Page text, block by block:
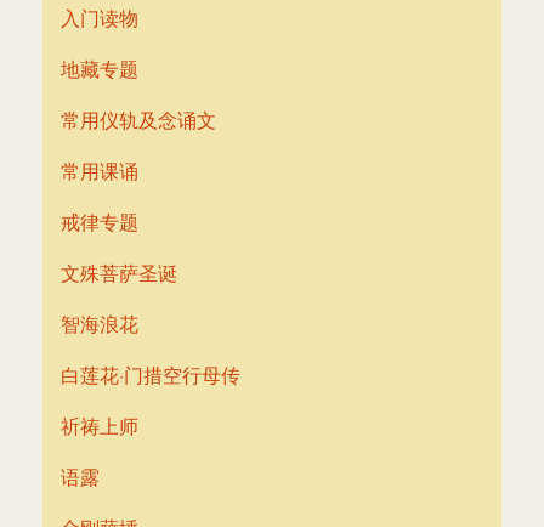
入门读物
地藏专题
常用仪轨及念诵文
常用课诵
戒律专题
文殊菩萨圣诞
智海浪花
白莲花·门措空行母传
祈祷上师
语露